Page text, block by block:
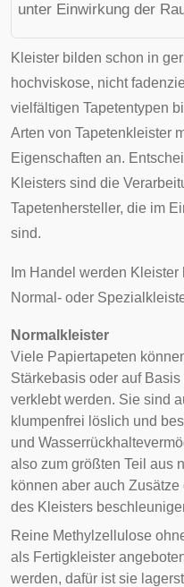
unter Einwirkung der
Kleister bilden schon in
hochviskose, nicht
vielfältigen Tapetentypen
Arten von Tapetenkleister
Eigenschaften an.
Kleisters sind die
Tapetenhersteller, die im
sind.
Im Handel werden
Normal- oder
Normalkleister
Viele Papiertapeten
Stärkebasis oder auf
verklebt werden. Sie sind
klumpenfrei löslich und
und
also zum größten Teil aus
können aber auch
des Kleisters
Reine Methylzellulose
als Fertigkleister
werden, dafür ist sie